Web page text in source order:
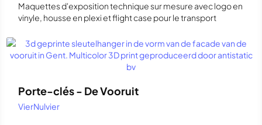
Maquettes d'exposition technique sur mesure avec logo en
vinyle, housse en plexi et flight case pour le transport
Porte-clés - De Vooruit
VierNulvier